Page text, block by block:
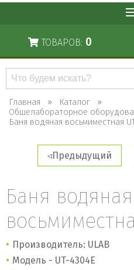
ТОВАРОВ: 0
Поиск
каталогу
Главная
Каталог
Общелабораторное
Баня водяная восьмиместная
Предыдущий
Баня водяная
Производитель: ULAB
Модель - UT-4304E